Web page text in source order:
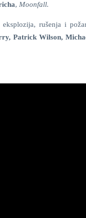
, Moonfall.
rušenja i
Patrick Wilson,